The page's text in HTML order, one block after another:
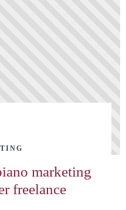
marketing
freelance